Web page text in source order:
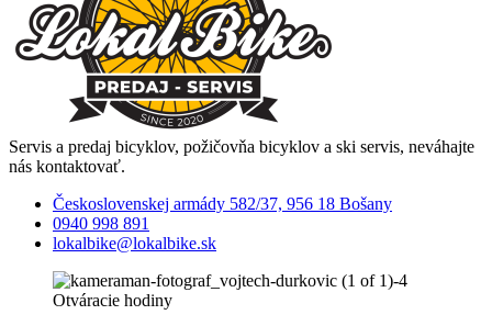
Servis a predaj bicyklov, požičovňa bicyklov a ski servis, neváhajte
nás kontaktovať.
Československej armády 582/37, 956 18 Bošany
0940 998 891
lokalbike@lokalbike.sk
Otváracie hodiny